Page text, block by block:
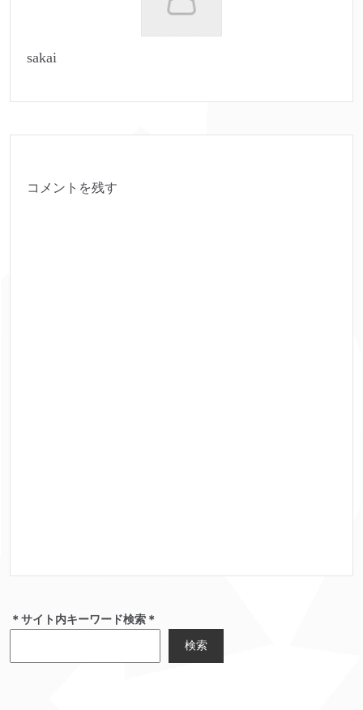
sakai
コメントを残す
＊サイト内キーワード検索＊
検索